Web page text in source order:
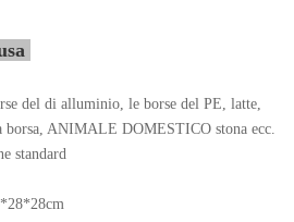
metrica
giorni lavorativi
del di alluminio, le borse del PE, latte,
borsa, ANIMALE DOMESTICO stona ecc.
standard